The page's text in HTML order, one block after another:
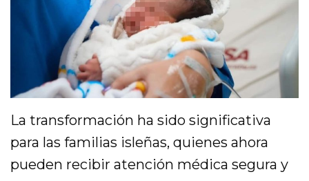
La transformación ha sido significativa
para las familias isleñas, quienes ahora
pueden recibir atención médica segura y